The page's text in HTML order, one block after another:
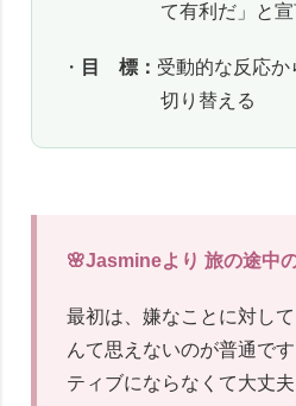
て有利だ」と
・ 目 標： 受動的な反応
切り替える
🌸Jasmineより 旅の途中
最初は、嫌なことに対し
んて思えないのが普通で
ティブにならなくて大丈夫